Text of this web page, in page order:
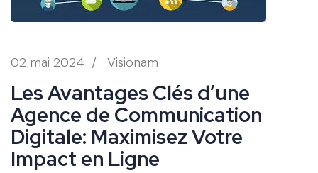
02 mai 2024 / Visionam
Les Avantages Clés d’une
Agence de Communication
Digitale: Maximisez Votre
Impact en Ligne